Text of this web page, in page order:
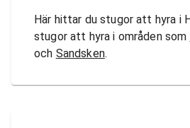
Här hittar du stugor att hyra i
stugor att hyra i områden som
och Sandsken.